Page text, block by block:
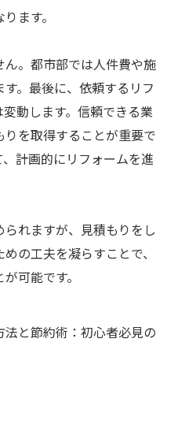
ます。
。都市部では人件費や施
。最後に、依頼するリフ
動します。信頼できる業
を取得することが重要で
計画的にリフォームを進
れますが、見積もりをし
の工夫を凝らすことで、
可能です。
と節約術：初心者必見の